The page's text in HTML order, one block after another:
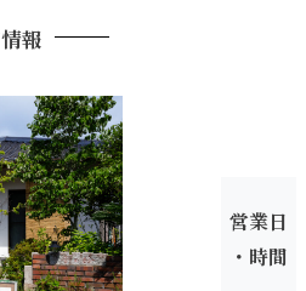
報
営業日
・時間